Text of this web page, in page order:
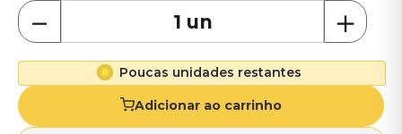
＋
－
Poucas unidades restantes
Adicionar ao carrinho